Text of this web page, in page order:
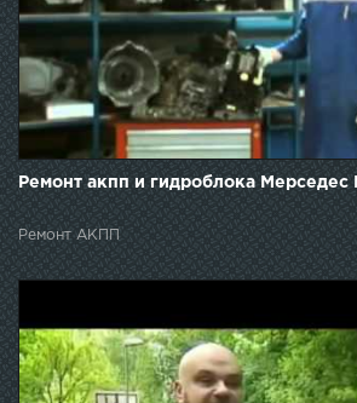
Ремонт акпп и гидроблока Мерседес
Ремонт АКПП